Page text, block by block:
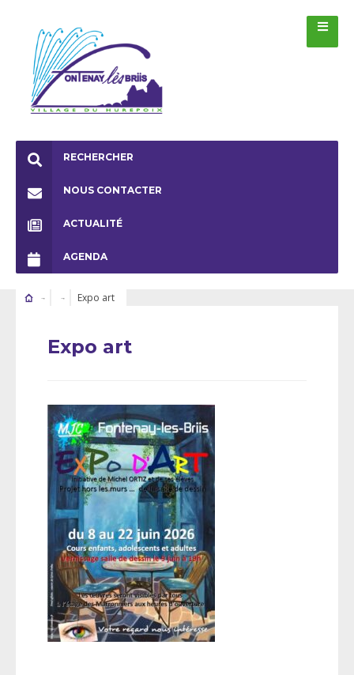
RECHERCHER
NOUS CONTACTER
ACTUALITÉ
AGENDA
Expo art
Expo art